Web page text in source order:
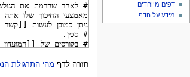
חזרה לדף מהי התרגולת
דפים מיוחדים
מידע על הדף